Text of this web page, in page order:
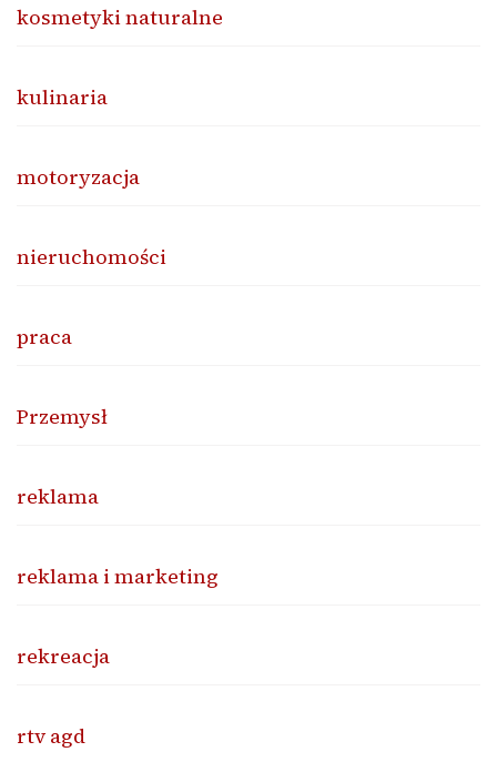
kosmetyki naturalne
kulinaria
motoryzacja
nieruchomości
praca
Przemysł
reklama
reklama i marketing
rekreacja
rtv agd